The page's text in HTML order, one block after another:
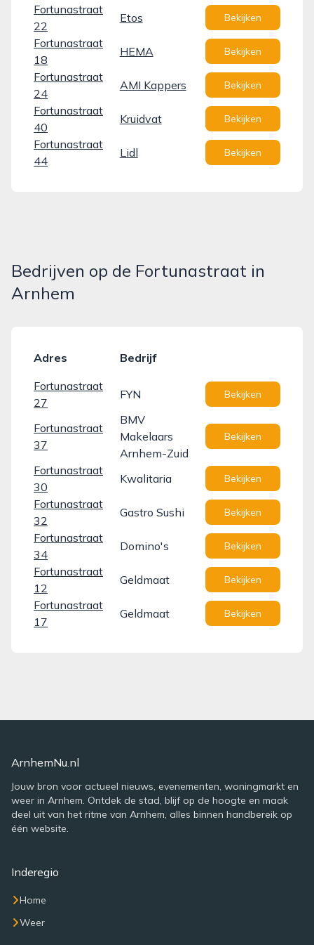
Fortunastraat
22
Etos Bekijken
Fortunastraat
18
HEMA Bekijken
Fortunastraat
24
AMI Kappers Bekijken
Fortunastraat
40
Kruidvat Bekijken
Fortunastraat
44
Lidl Bekijken
Bedrijven op de Fortunastraat in
Arnhem
Adres
Bedrijf
Fortunastraat
27
FYN Bekijken
Fortunastraat
37
BMV
Makelaars
Arnhem-Zuid
Bekijken
Fortunastraat
30
Kwalitaria Bekijken
Fortunastraat
32
Gastro Sushi Bekijken
Fortunastraat
34
Domino's Bekijken
Fortunastraat
12
Geldmaat Bekijken
Fortunastraat
17
Geldmaat Bekijken
ArnhemNu.nl
Jouw bron voor actueel nieuws, evenementen, woningmarkt en
weer in Arnhem. Ontdek de stad, blijf op de hoogte en maak
deel uit van het ritme van Arnhem, alles binnen handbereik op
één website.
Inderegio
Home
Weer